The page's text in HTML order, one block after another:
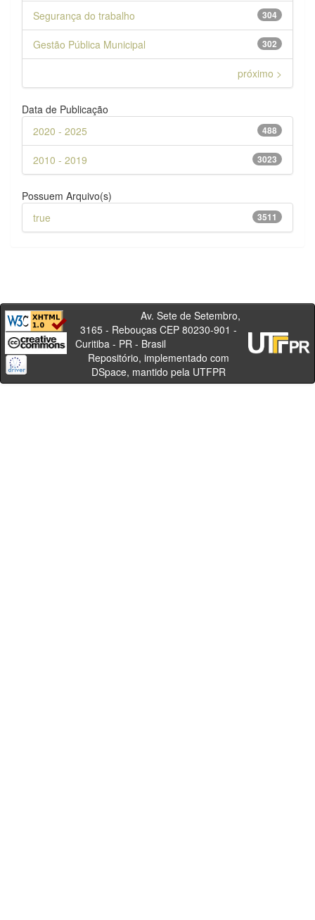
304
Segurança do trabalho
302
Gestão Pública Municipal
próximo >
Data de Publicação
488
2020 - 2025
3023
2010 - 2019
Possuem Arquivo(s)
3511
true
Av. Sete de Setembro,
3165 - Rebouças CEP 80230-901 -
Curitiba - PR - Brasil
Repositório, implementado com
DSpace, mantido pela UTFPR